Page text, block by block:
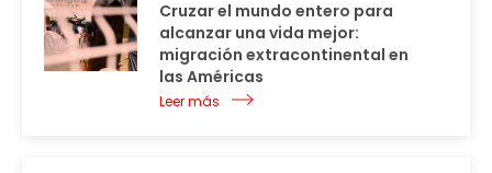
Cruzar el mundo entero para
alcanzar una vida mejor:
migración extracontinental en
las Américas
Leer más